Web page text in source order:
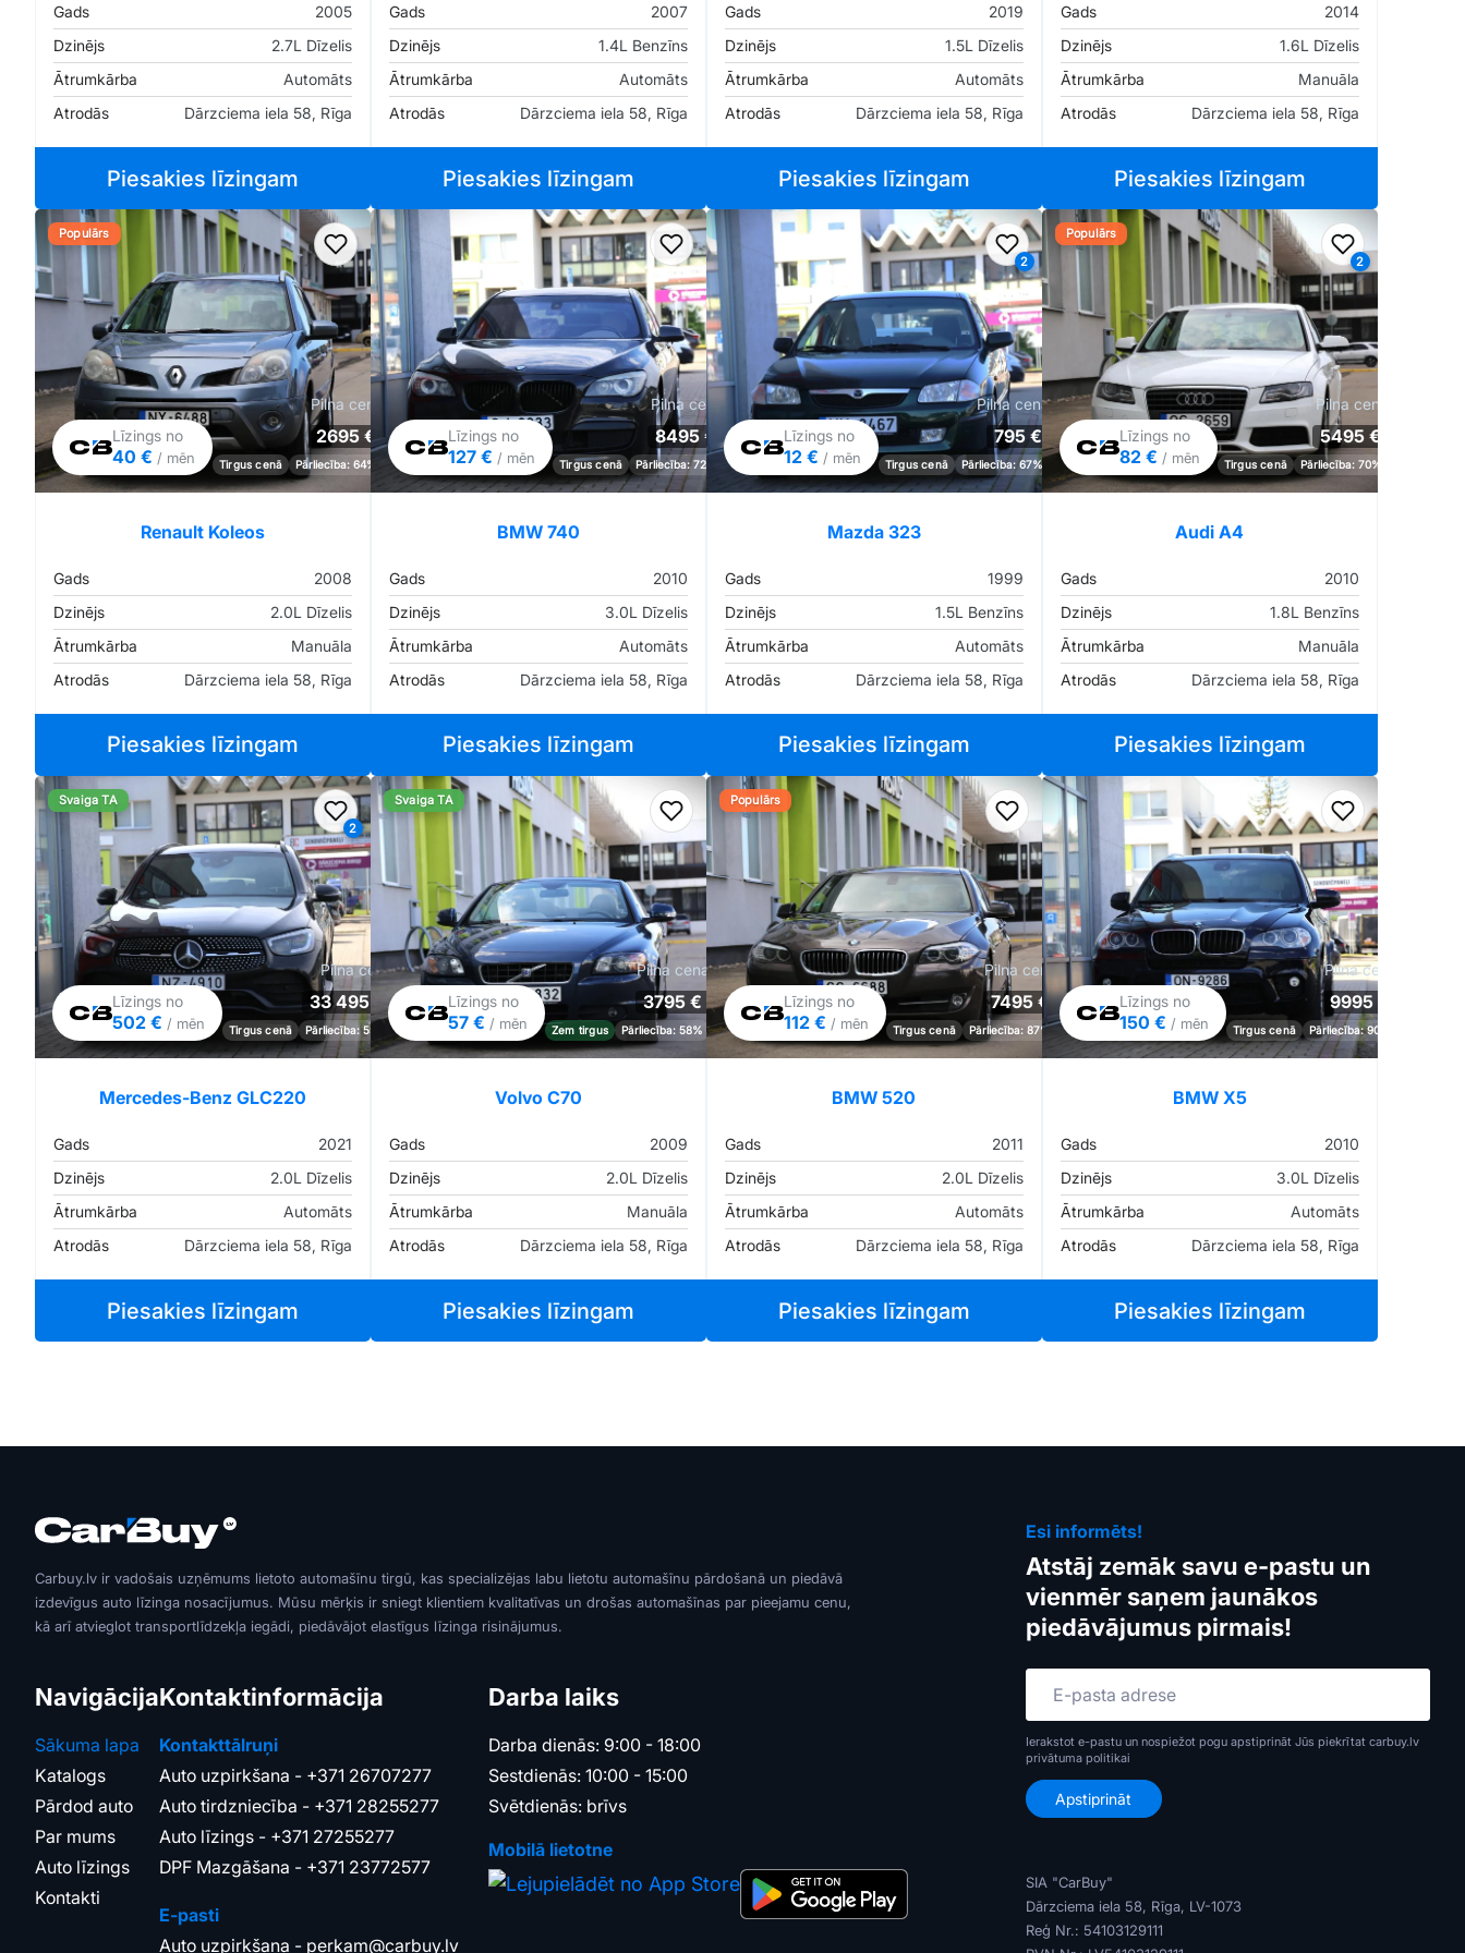
Gads
2005
Dzinējs
2.7L Dīzelis
Ātrumkārba
Automāts
Atrodās
Dārzciema iela 58, Rīga
Piesakies līzingam
Gads
2007
Dzinējs
1.4L Benzīns
Ātrumkārba
Automāts
Atrodās
Dārzciema iela 58, Rīga
Piesakies līzingam
Gads
2019
Dzinējs
1.5L Dīzelis
Ātrumkārba
Automāts
Atrodās
Dārzciema iela 58, Rīga
Piesakies līzingam
Gads
2014
Dzinējs
1.6L Dīzelis
Ātrumkārba
Manuāla
Atrodās
Dārzciema iela 58, Rīga
Piesakies līzingam
Pievienot favorītiem
Populārs
Līzings no
40 € / mēn
Pilna cena
2695 €
Tirgus cenā Pārliecība: 64%
Renault Koleos
Gads
2008
Dzinējs
2.0L Dīzelis
Ātrumkārba
Manuāla
Atrodās
Dārzciema iela 58, Rīga
Piesakies līzingam
Pievienot favorītiem
Līzings no
127 € / mēn
Pilna cena
8495 €
Tirgus cenā Pārliecība: 72%
BMW 740
Gads
2010
Dzinējs
3.0L Dīzelis
Ātrumkārba
Automāts
Atrodās
Dārzciema iela 58, Rīga
Piesakies līzingam
2
Pievienot favorītiem
Līzings no
12 € / mēn
Pilna cena
795 €
Tirgus cenā Pārliecība: 67%
Mazda 323
Gads
1999
Dzinējs
1.5L Benzīns
Ātrumkārba
Automāts
Atrodās
Dārzciema iela 58, Rīga
Piesakies līzingam
2
Pievienot
Populārs
Līzings no
82 € / mēn
Pilna cena
5495 €
Tirgus cenā Pārliecība: 70%
Audi A4
Gads
2010
Dzinējs
1.8L Benzīns
Ātrumkārba
Manuāla
Atrodās
Dārzciema iela 58, Rīga
Piesakies līzingam
2
Pievienot favorītiem
Svaiga TA
Līzings no
502 € / mēn
Pilna cena
33 495 €
Tirgus cenā Pārliecība: 55%
Mercedes-Benz GLC220
Gads
2021
Dzinējs
2.0L Dīzelis
Ātrumkārba
Automāts
Atrodās
Dārzciema iela 58, Rīga
Piesakies līzingam
Pievienot favorītiem
Svaiga TA
Līzings no
57 € / mēn
Pilna cena
3795 €
Zem tirgus Pārliecība: 58%
Volvo C70
Gads
2009
Dzinējs
2.0L Dīzelis
Ātrumkārba
Manuāla
Atrodās
Dārzciema iela 58, Rīga
Piesakies līzingam
Pievienot favorītiem
Populārs
Līzings no
112 € / mēn
Pilna cena
7495 €
Tirgus cenā Pārliecība: 87%
BMW 520
Gads
2011
Dzinējs
2.0L Dīzelis
Ātrumkārba
Automāts
Atrodās
Dārzciema iela 58, Rīga
Piesakies līzingam
Pievienot
Līzings no
150 € / mēn
Pilna cena
9995 €
Tirgus cenā Pārliecība: 90%
BMW X5
Gads
2010
Dzinējs
3.0L Dīzelis
Ātrumkārba
Automāts
Atrodās
Dārzciema iela 58, Rīga
Piesakies līzingam
Carbuy.lv ir vadošais uzņēmums lietoto automašīnu tirgū, kas specializējas labu lietotu automašīnu pārdošanā un piedāvā
izdevīgus auto līzinga nosacījumus. Mūsu mērķis ir sniegt klientiem kvalitatīvas un drošas automašīnas par pieejamu cenu,
kā arī atvieglot transportlīdzekļa iegādi, piedāvājot elastīgus līzinga risinājumus.
Navigācija
Sākuma lapa
Katalogs
Pārdod auto
Par mums
Auto līzings
Kontakti
Kontaktinformācija
Kontakttālruņi
Auto uzpirkšana - +371 26707277
Auto tirdzniecība - +371 28255277
Auto līzings - +371 27255277
DPF Mazgāšana - +371 23772577
E-pasti
Auto uzpirkšana - perkam@carbuy.lv
Darba laiks
Darba dienās: 9:00 - 18:00
Sestdienās: 10:00 - 15:00
Svētdienās: brīvs
Mobilā lietotne
Esi informēts!
Atstāj zemāk savu e-pastu un
vienmēr saņem jaunākos
piedāvājumus pirmais!
Ierakstot e-pastu un nospiežot pogu apstiprināt Jūs piekrītat carbuy.lv
privātuma politikai
SIA "CarBuy"
Dārzciema iela 58, Rīga, LV-1073
Reģ Nr.: 54103129111